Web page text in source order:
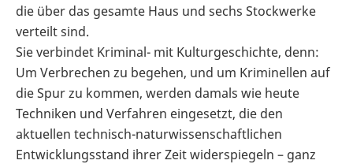
die über das gesamte Haus und sechs Stockwerke
verteilt sind.
Sie verbindet Kriminal- mit Kulturgeschichte, denn:
Um Verbrechen zu begehen, und um Kriminellen auf
die Spur zu kommen, werden damals wie heute
Techniken und Verfahren eingesetzt, die den
aktuellen technisch-naturwissenschaftlichen
Entwicklungsstand ihrer Zeit widerspiegeln – ganz